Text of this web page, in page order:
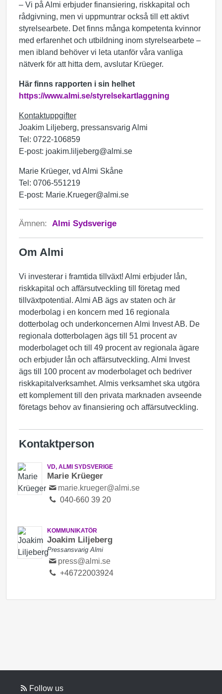
– Vi på Almi erbjuder finansiering, riskkapital och
rådgivning, men vi uppmuntrar också till ett aktivt
styrelsearbete. Det finns många kompetenta kvinnor
med erfarenhet och utbildning inom styrelsearbete –
men ibland behöver vi leta utanför våra vanliga
nätverk för att hitta dem, avslutar Krüeger.
Här finns rapporten i sin helhet
https://www.almi.se/styrelsekartlaggning
Kontaktuppgifter
Joakim Liljeberg, pressansvarig Almi
Tel: 0722-106859
E-post: joakim.liljeberg@almi.se
Marie Krüeger, vd Almi Skåne
Tel: 0706-551219
E-post: Marie.Krueger@almi.se
Ämnen: Almi Sydsverige
Om Almi
Vi investerar i framtida tillväxt! Almi erbjuder lån,
riskkapital och affärsutveckling till företag med
tillväxtpotential. Almi AB ägs av staten och är
moderbolag i en koncern med 16 regionala
dotterbolag och underkoncernen Almi Invest AB. De
regionala dotterbolagen ägs till 51 procent av
moderbolaget och till 49 procent av regionala ägare
och erbjuder lån och affärsutveckling. Almi Invest
ägs till 100 procent av moderbolaget och bedriver
riskkapitalverksamhet. Almis verksamhet ska utgöra
ett komplement till den privata marknaden avseende
företags behov av finansiering och affärsutveckling.
Kontaktperson
VD, ALMI SYDSVERIGE
Marie Krüeger
marie.krueger@almi.se
040-660 39 20
KOMMUNIKATÖR
Joakim Liljeberg
Pressansvarig Almi
press@almi.se
+46722003924
Follow us